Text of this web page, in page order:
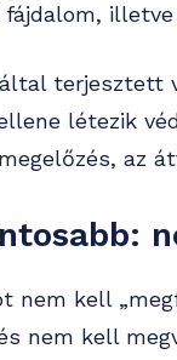
terjesztett
létezik
az
nem kell
nem kell